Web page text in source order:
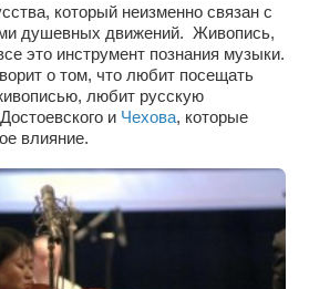
— Медтехника
-центр независимых дистрибьюторов
рестораны
— КАВА» магазин — кафе
GARAGE» — магазин велосипедов
который неизменно связан с
душевных движений. Живопись,
это инструмент познания музыки.
о том, что любит посещать
любит русскую
и Чехова, которые
влияние.